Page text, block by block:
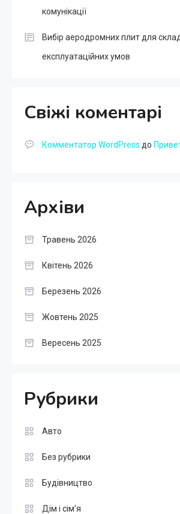
комунікації
Вибір аеродромних плит для
експлуатаційних умов
Свіжі коментарі
Комментатор WordPress до
Архіви
Травень 2026
Квітень 2026
Березень 2026
Жовтень 2025
Вересень 2025
Рубрики
Авто
Без рубрики
Будівництво
Дім і сім'я